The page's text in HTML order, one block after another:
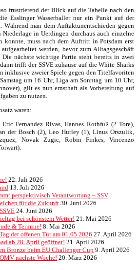
frustrierend der Blick auf die Tabelle nach den
Esslinger Wasserballer nur ein Punkt auf der
Während man dem Auftaktunentschieden gegen
in Uerdingen durchaus auch einzelne
konnte, muss nach dem Auftritt in Potsdam erst
werden, bevor zum Alltagsgeschäft
nächste wichtige Partie steht bereits in zwei
trifft der SSVE zuhause auf die White Sharks
inklusive zweier Spiele gegen den Titelfavoriten
um 16 Uhr, Liga am Sonntag um 10 Uhr,
gilt es nun ernsthaft als Vorbereitung auf
zu nutzen.
waren:
Fernandez Rivas, Hannes Rothfuß (2 Tore),
der Bosch (2), Leo Hurley (1), Linus Orszulik,
Novak Zugic, Robin Finkes, Vincenzo
22. Juli 2026
13. Juli 2026
perspektivisch Verantwortung – SSV
für die Zukunft30. Juni 2026
24. Juni 2026
bei schönstem Wetter! 21. Mai 2026
& Termine! 8. Mai 2026
der offenen Tür am 01.05.2026 27. April 2026
ab 28. April geöffnet! 21. April 2026
Bronze beim EU Challenger Cup 9. April 2026
nächste Woche! 20. März 2026